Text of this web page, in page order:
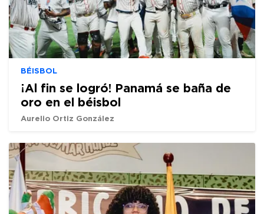
BÉISBOL
¡Al fin se logró! Panamá se baña de
oro en el béisbol
Aurelio Ortiz González